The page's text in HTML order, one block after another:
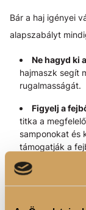
Bár a haj igényei
alapszabályt
Ne hagyd ki
hajmaszk segít
rugalmasságát.
Figyelj a
titka a
samponokat és
támogatják a
Kezeld a